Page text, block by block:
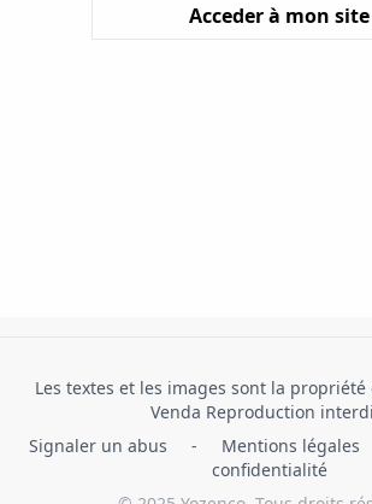
Acceder à mon site
Les textes et les images sont la propriété
Venda Reproduction
Signaler un abus
- Mentions légales
confidentialité